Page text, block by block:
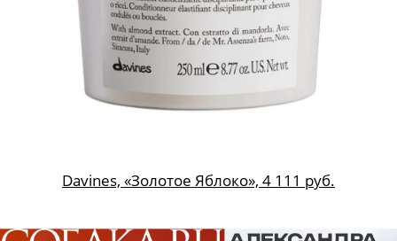
Davines, «Золотое Яблоко», 4 111 руб.